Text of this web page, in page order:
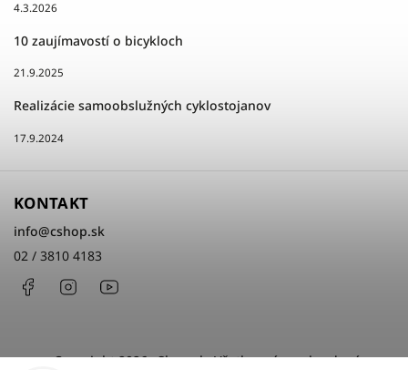
4.3.2026
10 zaujímavostí o bicykloch
21.9.2025
Realizácie samoobslužných cyklostojanov
17.9.2024
KONTAKT
info@cshop.sk
02 / 3810 4183
FacebookInstagram
Copyright 2026cShop.sk. Všetky práva vyhradené.